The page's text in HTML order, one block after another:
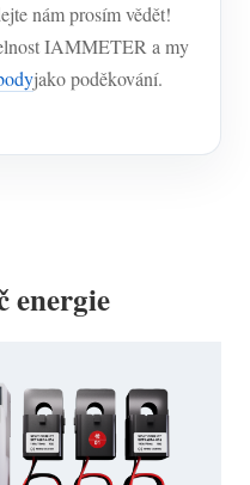
nám prosím vědět!
IAMMETER a my
jako poděkování.
energie